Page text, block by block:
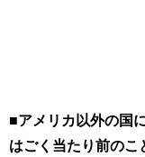
■アメリカ以外の国
はごく当たり前のこ